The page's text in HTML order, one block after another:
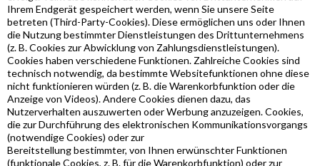
Ihrem Endgerät gespeichert werden, wenn Sie unsere Seite
betreten (Third-Party-Cookies). Diese ermöglichen uns oder Ihnen
die Nutzung bestimmter Dienstleistungen des Drittunternehmens
(z. B. Cookies zur Abwicklung von Zahlungsdienstleistungen).
Cookies haben verschiedene Funktionen. Zahlreiche Cookies sind
technisch notwendig, da bestimmte Websitefunktionen ohne diese
nicht funktionieren würden (z. B. die Warenkorbfunktion oder die
Anzeige von Videos). Andere Cookies dienen dazu, das
Nutzerverhalten auszuwerten oder Werbung anzuzeigen. Cookies,
die zur Durchführung des elektronischen Kommunikationsvorgangs
(notwendige Cookies) oder zur
Bereitstellung bestimmter, von Ihnen erwünschter Funktionen
(funktionale Cookies, z. B. für die Warenkorbfunktion) oder zur